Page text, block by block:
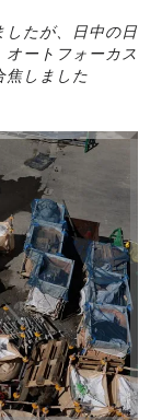
したが、日中の日
ートフォーカス
焦しました